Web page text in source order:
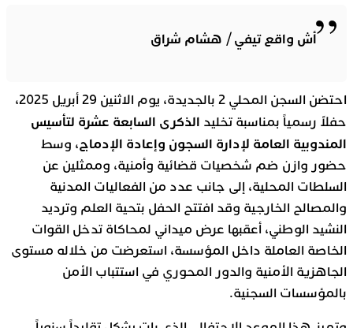
أش واقع تيفي / هشام شراق
احتضن السجن المحلي 2 بالجديدة، يوم الاثنين 29 أبريل 2025،
حفلاً رسمياً بمناسبة تخليد الذكرى السابعة عشرة لتأسيس
المندوبية العامة لإدارة السجون وإعادة الإدماج، وسط
حضور وازن ضم شخصيات قضائية وأمنية، وممثلين عن
السلطات المحلية، إلى جانب عدد من الفعاليات المدنية
والمصالح الخارجية وقد افتتح الحفل بتحية العلم وترديد
النشيد الوطني، أعقبها عرض ميداني لمحاكاة تدخل القوات
الخاصة العاملة داخل المؤسسة، استعرضت من خلاله مستوى
الجاهزية الأمنية والدور المحوري في استتباب الأمن
بالمؤسسات السجنية.